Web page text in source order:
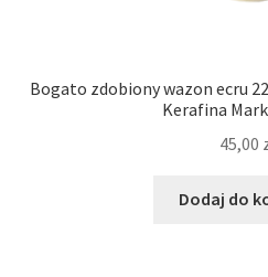
Bogato zdobiony wazon ecru
Kerafina
45,00
Dodaj do